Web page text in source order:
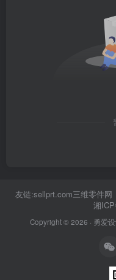
友链:sellprt.com三维零件网
湘
Copyright © 2026 · 勇爱